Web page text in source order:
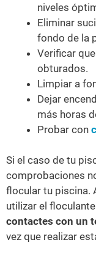
niveles
Eliminar
fondo de la
Verificar
obturados.
Limpiar a
Dejar
más horas
Probar con
Si el caso de tu
comprobaciones
flocular tu piscina.
utilizar el
contactes con un
vez que realizar